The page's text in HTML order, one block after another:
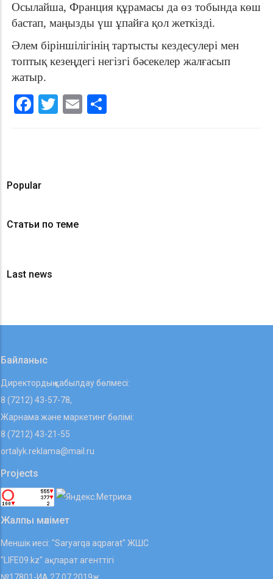
Осылайша, Франция құрамасы да өз тобында көш
бастап, маңызды үш ұпайға қол жеткізді.
Әлем біріншілігінің тартысты кездесулері мен
топтық кезеңдегі негізгі бәсекелер жалғасып
жатыр.
Facebook
Twitter
Email
Popular
Статьи по теме
Last news
Байланыс
Директордың қабылдау бөлмесі:
8 (7212) 43-57-78,
Жарнама және маркетинг бөлімі:
8 (7212) 43-21-55
ortalyk.reklama@mail.ru
Projects
Жалпы мәлімет
Меншік иесі: "Saryarqa aqparat" ЖШС
"LIFE09.kz" ақпарат агенттігі